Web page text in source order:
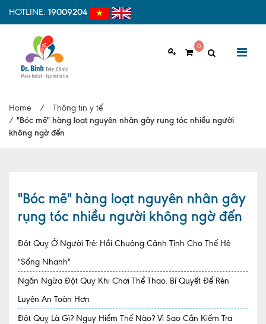
HOTLINE: 19009204
0
TRANG CHỦ
Giới thiệu chung
Cơ sở vật chất
Hợp tác quốc tế
Hồ sơ năng lực phòng khám
Home /
Thông tin y tế
/ "Bóc mẽ" hàng loạt nguyên nhân gây rụng tóc nhiều người
không ngờ đến
"Bóc mẽ" hàng loạt nguyên nhân gây
rụng tóc nhiều người không ngờ đến
Đột Quỵ Ở Người Trẻ: Hồi Chuông Cảnh Tỉnh Cho Thế Hệ
"Sống Nhanh"
Ngăn Ngừa Đột Quỵ Khi Chơi Thể Thao. Bí Quyết Để Rèn
Luyện An Toàn Hơn
Đột Quỵ Là Gì? Nguy Hiểm Thế Nào? Vì Sao Cần Kiểm Tra